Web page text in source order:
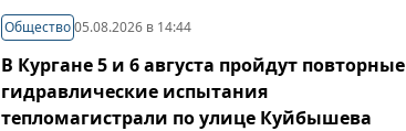
Общество05.08.2026 в 14:44
В Кургане 5 и 6 августа пройдут повторные
гидравлические испытания
тепломагистрали по улице Куйбышева